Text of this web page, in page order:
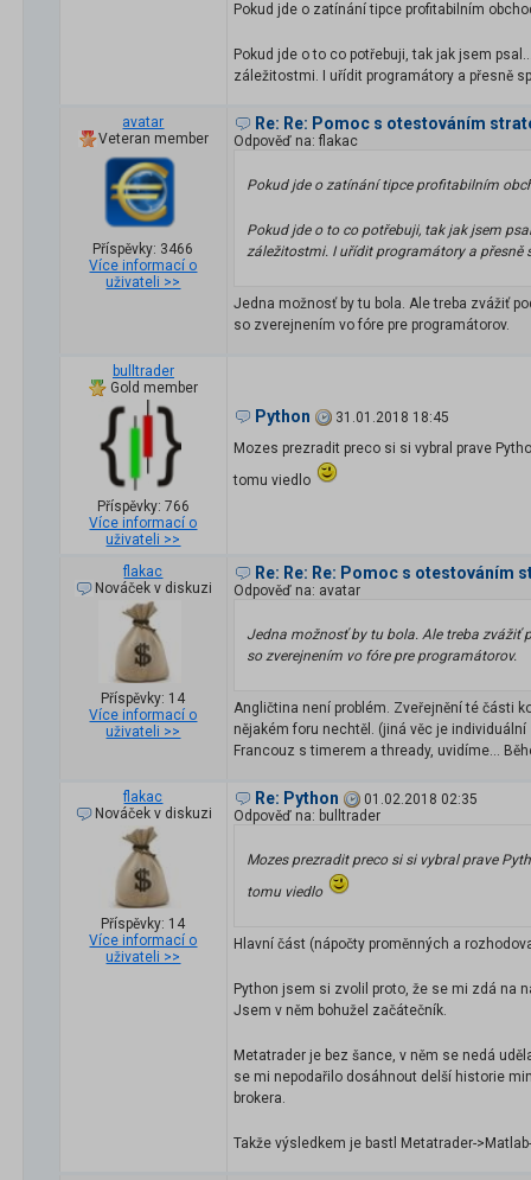
Pokud jde o zatínání tipce profitabilním
Pokud jde o to co potřebuji, tak jak jsem
záležitostmi. I uřídit programátory a přesně
avatar
Veteran member
Příspěvky: 3466
Více informací o
uživateli >>
Re: Re: Pomoc s otestováním
Odpověď na: flakac
Pokud jde o zatínání tipce profitabilním
Pokud jde o to co potřebuji, tak jak jsem
záležitostmi. I uřídit programátory a přesně
Jedna možnosť by tu bola. Ale treba zvážiť
so zverejnením vo fóre pre programátorov.
bulltrader
Gold member
Příspěvky: 766
Více informací o
uživateli >>
Python
31.01.2018 18:45
Mozes prezradit preco si si vybral prave
tomu viedlo
flakac
Nováček v diskuzi
Příspěvky: 14
Více informací o
uživateli >>
Re: Re: Re: Pomoc s otestováním
Odpověď na: avatar
Jedna možnosť by tu bola. Ale treba zvážiť
so zverejnením vo fóre pre programátorov.
Angličtina není problém. Zveřejnění té části
nějakém foru nechtěl. (jiná věc je
Francouz s timerem a thready, uvidíme...
flakac
Nováček v diskuzi
Příspěvky: 14
Více informací o
uživateli >>
Re: Python
01.02.2018 02:35
Odpověď na: bulltrader
Mozes prezradit preco si si vybral prave
tomu viedlo
Hlavní část (nápočty proměnných a
Python jsem si zvolil proto, že se mi zdá na
Jsem v něm bohužel začátečník.
Metatrader je bez šance, v něm se nedá
se mi nepodařilo dosáhnout delší historie
brokera.
Takže výsledkem je bastl Metatrader-